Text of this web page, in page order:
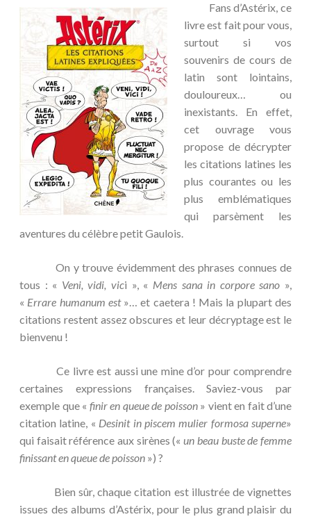
Fans d’Astérix, ce
livre est fait pour vous,
surtout si vos
souvenirs de cours de
latin sont lointains,
douloureux… ou
inexistants. En effet,
cet ouvrage vous
propose de décrypter
les citations latines les
plus courantes ou les
plus emblématiques
qui parsèment les
aventures du célèbre petit Gaulois.
On y trouve évidemment des phrases connues de
tous : « Veni, vidi, vici », « Mens sana in corpore sano »,
« Errare humanum est »… et caetera ! Mais la plupart des
citations restent assez obscures et leur décryptage est le
bienvenu !
Ce livre est aussi une mine d’or pour comprendre
certaines expressions françaises. Saviez-vous par
exemple que « finir en queue de poisson» vient en fait d’une
citation latine, « Desinit in piscem mulier formosa superne»
qui faisait référence aux sirènes («un beau buste de femme
finissant en queue de poisson ») ?
Bien sûr, chaque citation est illustrée de vignettes
issues des albums d’Astérix, pour le plus grand plaisir du